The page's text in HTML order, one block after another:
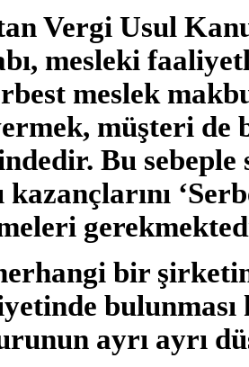
Vergi Usul
mesleki
meslek
müşteri de
Bu sebeple
kazançlarını
bir
ayrı ayrı